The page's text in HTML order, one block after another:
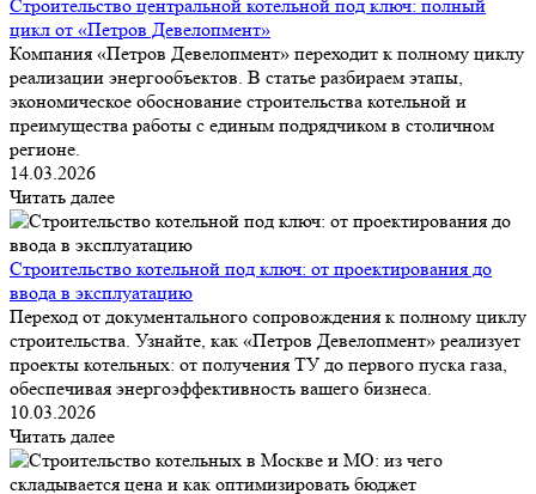
Строительство центральной котельной под ключ: полный
цикл от «Петров Девелопмент»
Компания «Петров Девелопмент» переходит к полному циклу
реализации энергообъектов. В статье разбираем этапы,
экономическое обоснование строительства котельной и
преимущества работы с единым подрядчиком в столичном
регионе.
14.03.2026
Читать далее
Строительство котельной под ключ: от проектирования до
ввода в эксплуатацию
Переход от документального сопровождения к полному циклу
строительства. Узнайте, как «Петров Девелопмент» реализует
проекты котельных: от получения ТУ до первого пуска газа,
обеспечивая энергоэффективность вашего бизнеса.
10.03.2026
Читать далее